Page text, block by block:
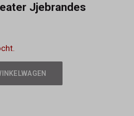
Jjebrandes